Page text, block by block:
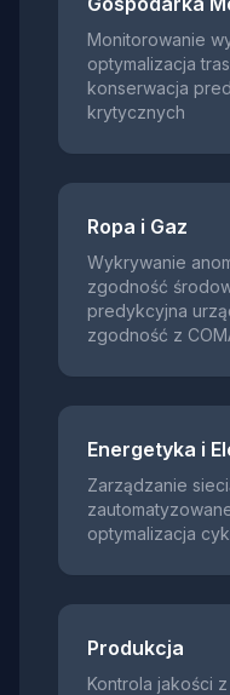
Monitorowanie
optymalizacja
konserwacja
krytycznych
Ropa i Gaz
Wykrywanie
zgodność
predykcyjna
zgodność z
Energetyka i
Zarządzanie
optymalizacja
Produkcja
Kontrola jakości